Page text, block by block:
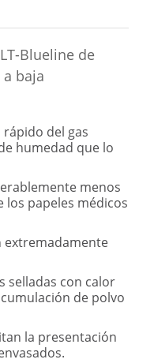
Blueline de
baja
del gas
humedad que lo
menos
los papeles médicos
extremadamente
selladas con calor
de polvo
la presentación